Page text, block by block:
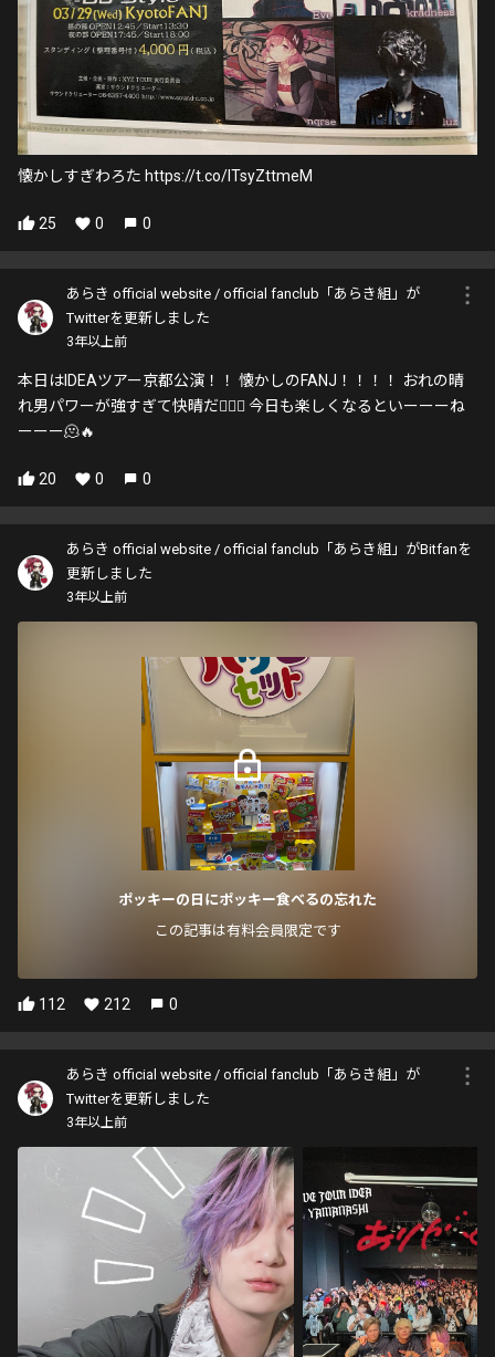
懐かしすぎわろた https://t.co/ITsyZttmeM
25 0 0
あらき official website / official fanclub「あらき組」が
Twitterを更新しました
3年以上前
本日はIDEAツアー京都公演！！ 懐かしのFANJ！！！！ おれの晴
れ男パワーが強すぎて快晴だ🤦🏻‍♂️ 今日も楽しくなるといーーーね
ーーー🫠🔥
20 0 0
あらき official website / official fanclub「あらき組」がBitfanを
更新しました
3年以上前
ポッキーの日にポッキー食べるの忘れた
この記事は有料会員限定です
112 212 0
あらき official website / official fanclub「あらき組」が
Twitterを更新しました
3年以上前